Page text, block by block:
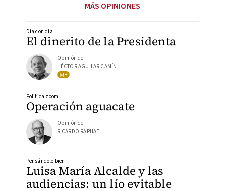
MÁS OPINIONES
El dinerito de la Presidenta
Día con día
Opinión de
HÉCTOR AGUILAR CAMÍN
Operación aguacate
Política zoom
Opinión de
RICARDO RAPHAEL
Luisa María Alcalde y las
audiencias: un lío evitable
Pensándolo bien